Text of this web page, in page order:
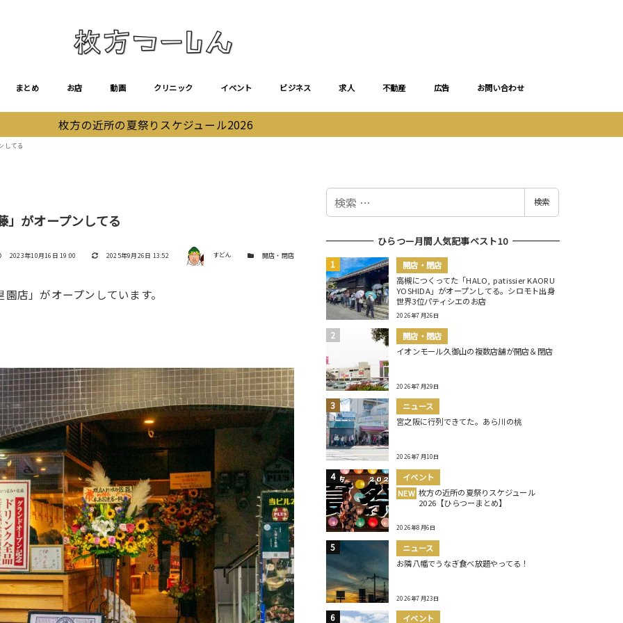
まとめ お店 動画 クリニック イベント ビジネス 求人 不動産 広告 お問い合わせ
枚方の近所の夏祭りスケジュール2026
してる
」がオープンしてる
投稿日
2023年10月16日 19:00 更新日
2025年9月26日 13:52 著者 すどん カテゴリー開店・閉店
店」がオープンしています。
検
検索
ひらつー月間人気記事ベスト10
開店・閉店
高槻につくってた「HALO, patissier KAORU
YOSHIDA」がオープンしてる。シロモト出身
世界3位パティシエのお店
2026年7月26日
開店・閉店
イオンモール久御山の複数店舗が開店＆閉店
2026年7月29日
ニュース
宮之阪に行列できてた。あら川の桃
2026年7月10日
イベント
NEW 枚方の近所の夏祭りスケジュール
2026【ひらつーまとめ】
2026年8月6日
ニュース
お隣八幡でうなぎ食べ放題やってる！
2026年7月23日
イベント